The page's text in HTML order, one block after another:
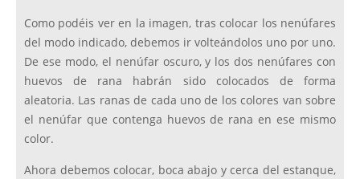
Como podéis ver en la imagen, tras colocar los nenúfares
del modo indicado, debemos ir volteándolos uno por uno.
De ese modo, el nenúfar oscuro, y los dos nenúfares con
huevos de rana habrán sido colocados de forma
aleatoria. Las ranas de cada uno de los colores van sobre
el nenúfar que contenga huevos de rana en ese mismo
color.
Ahora debemos colocar, boca abajo y cerca del estanque,